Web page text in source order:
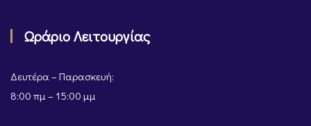
Ωράριο Λειτουργίας
Δευτέρα – Παρασκευή:
8:00 πμ – 15:00 μμ